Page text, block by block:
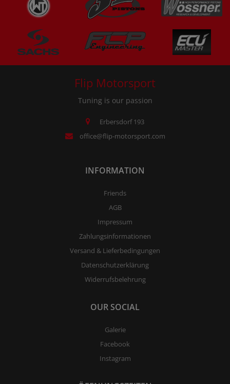
Flip Motorsport
Tuning is our passion
Erbersdorf 193
office@flip-motorsport.com
INFORMATION
Friends
AGB
Impressum
Zahlungsinformationen
Versand & Lieferbedingungen
Datenschutzerklärung
Widerrufsbelehrung
OUR SOCIAL
Galerie
Facebook
Instagram